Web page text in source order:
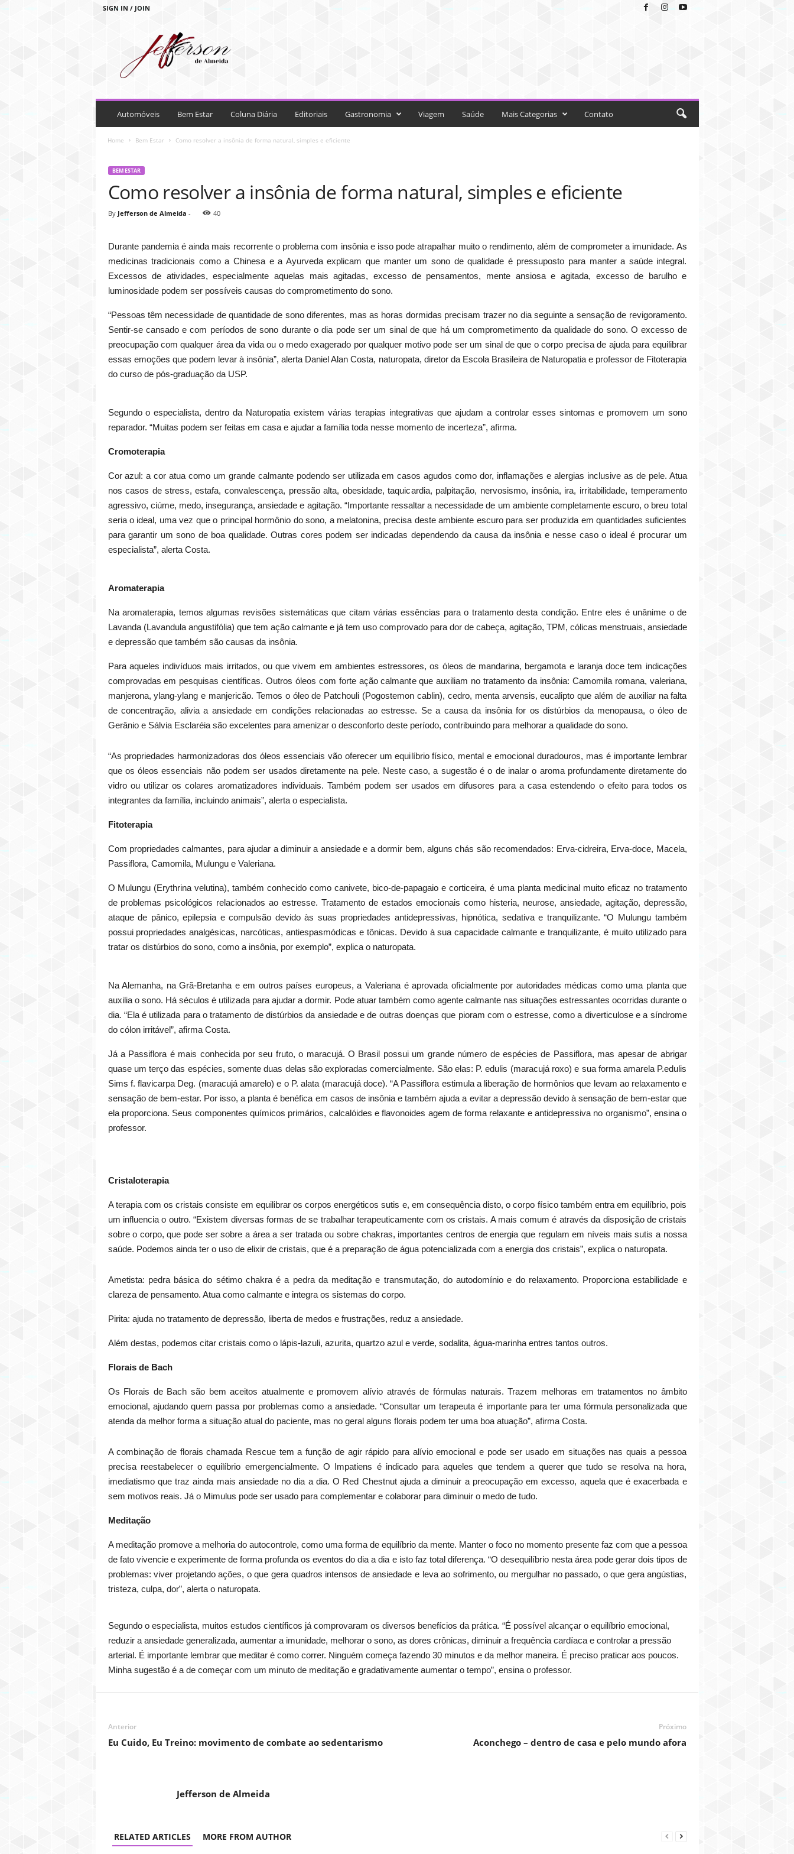
SIGN IN / JOIN
s
n
Automóveis Bem Estar Coluna Diária Editoriais Gastronomia Viagem Saúde Mais Categorias Contato
Home Bem Estar Como resolver a insônia de forma natural, simples e eficiente
BEM ESTAR
Como resolver a insônia de forma natural, simples e eficiente
By Jefferson de Almeida - 40
Durante pandemia é ainda mais recorrente o problema com insônia e isso pode atrapalhar muito o rendimento, além de comprometer a imunidade. As
medicinas tradicionais como a Chinesa e a Ayurveda explicam que manter um sono de qualidade é pressuposto para manter a saúde integral.
Excessos de atividades, especialmente aquelas mais agitadas, excesso de pensamentos, mente ansiosa e agitada, excesso de barulho e
luminosidade podem ser possíveis causas do comprometimento do sono.
“Pessoas têm necessidade de quantidade de sono diferentes, mas as horas dormidas precisam trazer no dia seguinte a sensação de revigoramento.
Sentir-se cansado e com períodos de sono durante o dia pode ser um sinal de que há um comprometimento da qualidade do sono. O excesso de
preocupação com qualquer área da vida ou o medo exagerado por qualquer motivo pode ser um sinal de que o corpo precisa de ajuda para equilibrar
essas emoções que podem levar à insônia”, alerta Daniel Alan Costa, naturopata, diretor da Escola Brasileira de Naturopatia e professor de Fitoterapia
do curso de pós-graduação da USP.
Segundo o especialista, dentro da Naturopatia existem várias terapias integrativas que ajudam a controlar esses sintomas e promovem um sono
reparador. “Muitas podem ser feitas em casa e ajudar a família toda nesse momento de incerteza”, afirma.
Cromoterapia
Cor azul: a cor atua como um grande calmante podendo ser utilizada em casos agudos como dor, inflamações e alergias inclusive as de pele. Atua
nos casos de stress, estafa, convalescença, pressão alta, obesidade, taquicardia, palpitação, nervosismo, insônia, ira, irritabilidade, temperamento
agressivo, ciúme, medo, insegurança, ansiedade e agitação. “Importante ressaltar a necessidade de um ambiente completamente escuro, o breu total
seria o ideal, uma vez que o principal hormônio do sono, a melatonina, precisa deste ambiente escuro para ser produzida em quantidades suficientes
para garantir um sono de boa qualidade. Outras cores podem ser indicadas dependendo da causa da insônia e nesse caso o ideal é procurar um
especialista”, alerta Costa.
Aromaterapia
Na aromaterapia, temos algumas revisões sistemáticas que citam várias essências para o tratamento desta condição. Entre eles é unânime o de
Lavanda (Lavandula angustifólia) que tem ação calmante e já tem uso comprovado para dor de cabeça, agitação, TPM, cólicas menstruais, ansiedade
e depressão que também são causas da insônia.
Para aqueles indivíduos mais irritados, ou que vivem em ambientes estressores, os óleos de mandarina, bergamota e laranja doce tem indicações
comprovadas em pesquisas científicas. Outros óleos com forte ação calmante que auxiliam no tratamento da insônia: Camomila romana, valeriana,
manjerona, ylang-ylang e manjericão. Temos o óleo de Patchouli (Pogostemon cablin), cedro, menta arvensis, eucalipto que além de auxiliar na falta
de concentração, alivia a ansiedade em condições relacionadas ao estresse. Se a causa da insônia for os distúrbios da menopausa, o óleo de
Gerânio e Sálvia Esclaréia são excelentes para amenizar o desconforto deste período, contribuindo para melhorar a qualidade do sono.
“As propriedades harmonizadoras dos óleos essenciais vão oferecer um equilíbrio físico, mental e emocional duradouros, mas é importante lembrar
que os óleos essenciais não podem ser usados diretamente na pele. Neste caso, a sugestão é o de inalar o aroma profundamente diretamente do
vidro ou utilizar os colares aromatizadores individuais. Também podem ser usados em difusores para a casa estendendo o efeito para todos os
integrantes da família, incluindo animais”, alerta o especialista.
Fitoterapia
Com propriedades calmantes, para ajudar a diminuir a ansiedade e a dormir bem, alguns chás são recomendados: Erva-cidreira, Erva-doce, Macela,
Passiflora, Camomila, Mulungu e Valeriana.
O Mulungu (Erythrina velutina), também conhecido como canivete, bico-de-papagaio e corticeira, é uma planta medicinal muito eficaz no tratamento
de problemas psicológicos relacionados ao estresse. Tratamento de estados emocionais como histeria, neurose, ansiedade, agitação, depressão,
ataque de pânico, epilepsia e compulsão devido às suas propriedades antidepressivas, hipnótica, sedativa e tranquilizante. “O Mulungu também
possui propriedades analgésicas, narcóticas, antiespasmódicas e tônicas. Devido à sua capacidade calmante e tranquilizante, é muito utilizado para
tratar os distúrbios do sono, como a insônia, por exemplo”, explica o naturopata.
Na Alemanha, na Grã-Bretanha e em outros países europeus, a Valeriana é aprovada oficialmente por autoridades médicas como uma planta que
auxilia o sono. Há séculos é utilizada para ajudar a dormir. Pode atuar também como agente calmante nas situações estressantes ocorridas durante o
dia. “Ela é utilizada para o tratamento de distúrbios da ansiedade e de outras doenças que pioram com o estresse, como a diverticulose e a síndrome
do cólon irritável”, afirma Costa.
Já a Passiflora é mais conhecida por seu fruto, o maracujá. O Brasil possui um grande número de espécies de Passiflora, mas apesar de abrigar
quase um terço das espécies, somente duas delas são exploradas comercialmente. São elas: P. edulis (maracujá roxo) e sua forma amarela P.edulis
Sims f. flavicarpa Deg. (maracujá amarelo) e o P. alata (maracujá doce). “A Passiflora estimula a liberação de hormônios que levam ao relaxamento e
sensação de bem-estar. Por isso, a planta é benéfica em casos de insônia e também ajuda a evitar a depressão devido à sensação de bem-estar que
ela proporciona. Seus componentes químicos primários, calcalóides e flavonoides agem de forma relaxante e antidepressiva no organismo”, ensina o
professor.
Cristaloterapia
A terapia com os cristais consiste em equilibrar os corpos energéticos sutis e, em consequência disto, o corpo físico também entra em equilíbrio, pois
um influencia o outro. “Existem diversas formas de se trabalhar terapeuticamente com os cristais. A mais comum é através da disposição de cristais
sobre o corpo, que pode ser sobre a área a ser tratada ou sobre chakras, importantes centros de energia que regulam em níveis mais sutis a nossa
saúde. Podemos ainda ter o uso de elixir de cristais, que é a preparação de água potencializada com a energia dos cristais”, explica o naturopata.
Ametista: pedra básica do sétimo chakra é a pedra da meditação e transmutação, do autodomínio e do relaxamento. Proporciona estabilidade e
clareza de pensamento. Atua como calmante e integra os sistemas do corpo.
Pirita: ajuda no tratamento de depressão, liberta de medos e frustrações, reduz a ansiedade.
Além destas, podemos citar cristais como o lápis-lazuli, azurita, quartzo azul e verde, sodalita, água-marinha entres tantos outros.
Florais de Bach
Os Florais de Bach são bem aceitos atualmente e promovem alívio através de fórmulas naturais. Trazem melhoras em tratamentos no âmbito
emocional, ajudando quem passa por problemas como a ansiedade. “Consultar um terapeuta é importante para ter uma fórmula personalizada que
atenda da melhor forma a situação atual do paciente, mas no geral alguns florais podem ter uma boa atuação”, afirma Costa.
A combinação de florais chamada Rescue tem a função de agir rápido para alívio emocional e pode ser usado em situações nas quais a pessoa
precisa reestabelecer o equilíbrio emergencialmente. O Impatiens é indicado para aqueles que tendem a querer que tudo se resolva na hora,
imediatismo que traz ainda mais ansiedade no dia a dia. O Red Chestnut ajuda a diminuir a preocupação em excesso, aquela que é exacerbada e
sem motivos reais. Já o Mimulus pode ser usado para complementar e colaborar para diminuir o medo de tudo.
Meditação
A meditação promove a melhoria do autocontrole, como uma forma de equilíbrio da mente. Manter o foco no momento presente faz com que a pessoa
de fato vivencie e experimente de forma profunda os eventos do dia a dia e isto faz total diferença. “O desequilíbrio nesta área pode gerar dois tipos de
problemas: viver projetando ações, o que gera quadros intensos de ansiedade e leva ao sofrimento, ou mergulhar no passado, o que gera angústias,
tristeza, culpa, dor”, alerta o naturopata.
Segundo o especialista, muitos estudos científicos já comprovaram os diversos benefícios da prática. “É possível alcançar o equilíbrio emocional,
reduzir a ansiedade generalizada, aumentar a imunidade, melhorar o sono, as dores crônicas, diminuir a frequência cardíaca e controlar a pressão
arterial. É importante lembrar que meditar é como correr. Ninguém começa fazendo 30 minutos e da melhor maneira. É preciso praticar aos poucos.
Minha sugestão é a de começar com um minuto de meditação e gradativamente aumentar o tempo”, ensina o professor.
Anterior
Eu Cuido, Eu Treino: movimento de combate ao sedentarismo
Próximo
Aconchego – dentro de casa e pelo mundo afora
Jefferson de Almeida
RELATED ARTICLES MORE FROM AUTHOR